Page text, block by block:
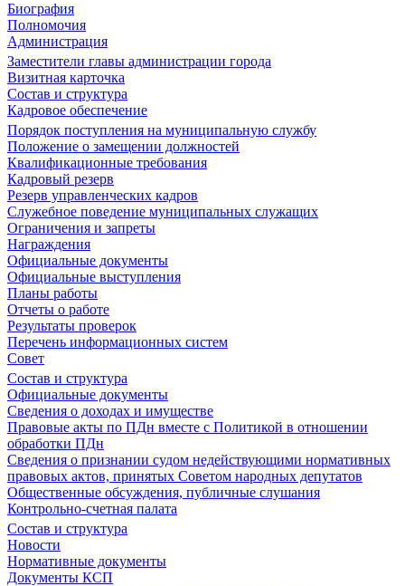
Биография
Полномочия
Администрация
Заместители главы администрации города
Визитная карточка
Состав и структура
Кадровое обеспечение
Порядок поступления на муниципальную службу
Положение о замещении должностей
Квалификационные требования
Кадровый резерв
Резерв управленческих кадров
Служебное поведение муниципальных служащих
Ограничения и запреты
Награждения
Официальные документы
Официальные выступления
Планы работы
Отчеты о работе
Результаты проверок
Перечень информационных систем
Совет
Состав и структура
Официальные документы
Сведения о доходах и имуществе
Правовые акты по ПДн вместе с Политикой в отношении
обработки ПДн
Сведения о признании судом недействующими нормативных
правовых актов, принятых Советом народных депутатов
Общественные обсуждения, публичные слушания
Контрольно-счетная палата
Состав и структура
Новости
Нормативные документы
Документы КСП